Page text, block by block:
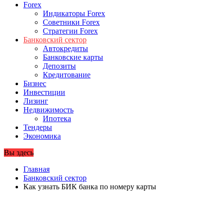
Forex
Индикаторы Forex
Советники Forex
Стратегии Forex
Банковский сектор
Автокредиты
Банковские карты
Депозиты
Кредитование
Бизнес
Инвестиции
Лизинг
Недвижимость
Ипотека
Тендеры
Экономика
Вы здесь
Главная
Банковский сектор
Как узнать БИК банка по номеру карты